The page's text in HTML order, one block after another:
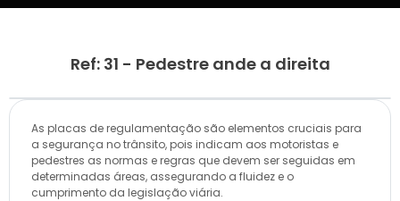
Ref: 31 - Pedestre ande a direita
As placas de regulamentação são elementos cruciais para
a segurança no trânsito, pois indicam aos motoristas e
pedestres as normas e regras que devem ser seguidas em
determinadas áreas, assegurando a fluidez e o
cumprimento da legislação viária.